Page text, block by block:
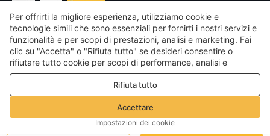
€ EUR Italy
©2026 Voghion
Termini & Condizioni
Politica sulla privacy e sui cookie
Linee guida della community
Per offrirti la migliore esperienza, utilizziamo cookie e
tecnologie simili che sono essenziali per fornirti i nostri servizi e
funzionalità e per scopi di prestazioni, analisi e marketing. Fai
clic su "Accetta" o "Rifiuta tutto" se desideri consentire o
rifiutare tutto cookie per scopi di performance, analisi e
marketing. Per maggiori dettagli consultare la nostraPolitica
Rifiuta tutto
Accettare
Impostazioni dei cookie